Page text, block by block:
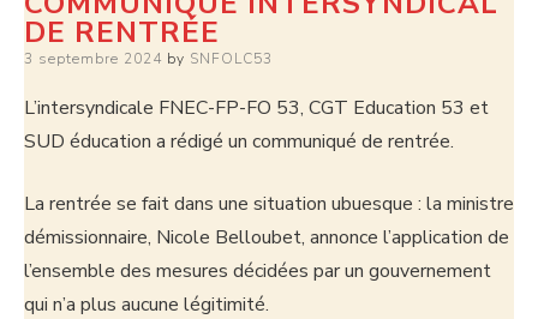
DE RENTRÉE
3 septembre 2024 by SNFOLC53
L’intersyndicale FNEC-FP-FO 53, CGT Education 53 et
SUD éducation a rédigé un communiqué de rentrée.
La rentrée se fait dans une situation ubuesque : la ministre
démissionnaire, Nicole Belloubet, annonce l’application de
l’ensemble des mesures décidées par un gouvernement
qui n’a plus aucune légitimité.